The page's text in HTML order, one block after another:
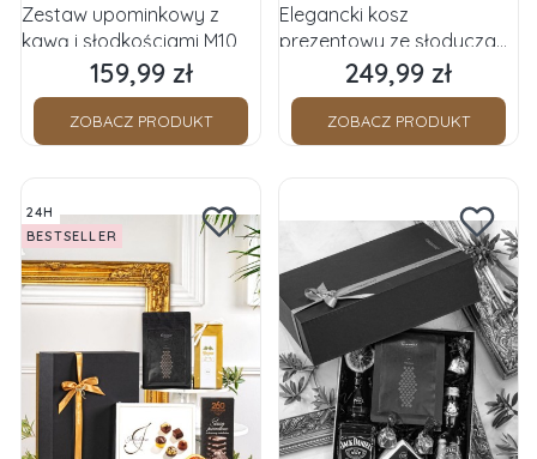
Zestaw upominkowy z
kawą i słodkościami M10
Cena
159,99 zł
ZOBACZ PRODUKT
Elegancki kosz
prezentowy ze słodyczami
Cena
249,99 zł
ZOBACZ PRODUKT
24H
BESTSELLER